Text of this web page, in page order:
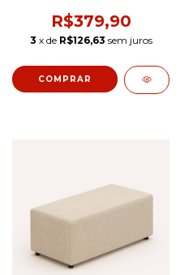
R$379,90
3 x de R$126,63 sem juros
COMPRAR